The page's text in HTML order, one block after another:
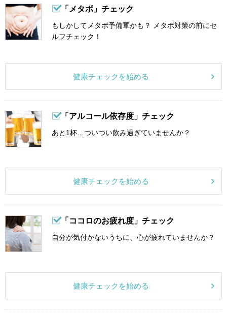
「メタボ」チェック
もしかしてメタボ予備軍かも？ メタボ対策の前にセ
ルフチェック！
健康チェックを始める
「アルコール依存度」チェック
あと1杯…ついつい飲み過ぎていませんか？
健康チェックを始める
「ココロのお疲れ度」チェック
自分が気付かないうちに、心が疲れていませんか？
健康チェックを始める